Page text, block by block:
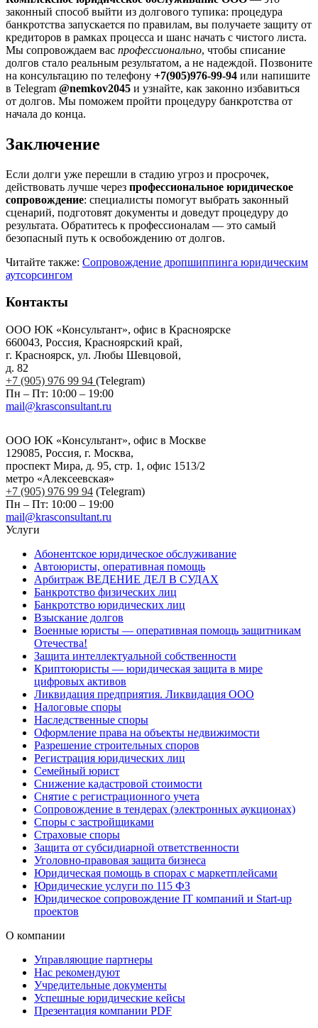
законный способ выйти из долгового тупика: процедура
банкротства запускается по правилам, вы получаете защиту от
кредиторов в рамках процесса и шанс начать с чистого листа.
Мы сопровождаем вас профессионально, чтобы списание
долгов стало реальным результатом, а не надеждой. Позвоните
на консультацию по телефону +7(905)976-99-94 или напишите
в Telegram @nemkov2045 и узнайте, как законно избавиться
от долгов. Мы поможем пройти процедуру банкротства от
начала до конца.
Заключение
Если долги уже перешли в стадию угроз и просрочек,
действовать лучше через профессиональное юридическое
сопровождение: специалисты помогут выбрать законный
сценарий, подготовят документы и доведут процедуру до
результата. Обратитесь к профессионалам — это самый
безопасный путь к освобождению от долгов.
Читайте также: Сопровождение дропшиппинга юридическим
аутсорсингом
Контакты
ООО ЮК «Консультант», офис в Красноярске
660043, Россия, Красноярский край,
г. Красноярск, ул. Любы Шевцовой,
д. 82
+7 (905) 976 99 94 (Telegram)
Пн – Пт: 10:00 – 19:00
mail@krasconsultant.ru
ООО ЮК «Консультант», офис в Москве
129085, Россия, г. Москва,
проспект Мира, д. 95, стр. 1, офис 1513/2
метро «Алексеевская»
+7 (905) 976 99 94 (Telegram)
Пн – Пт: 10:00 – 19:00
mail@krasconsultant.ru
Услуги
Абонентское юридическое обслуживание
Автоюристы, оперативная помощь
Арбитраж ВЕДЕНИЕ ДЕЛ В СУДАХ
Банкротство физических лиц
Банкротство юридических лиц
Взыскание долгов
Военные юристы — оперативная помощь защитникам
Отечества!
Защита интеллектуальной собственности
Криптоюристы — юридическая защита в мире
цифровых активов
Ликвидация предприятия. Ликвидация ООО
Налоговые споры
Наследственные споры
Оформление права на объекты недвижимости
Разрешение строительных споров
Регистрация юридических лиц
Семейный юрист
Снижение кадастровой стоимости
Снятие с регистрационного учета
Сопровождение в тендерах (электронных аукционах)
Споры с застройщиками
Страховые споры
Защита от субсидиарной ответственности
Уголовно-правовая защита бизнеса
Юридическая помощь в спорах с маркетплейсами
Юридические услуги по 115 ФЗ
Юридическое сопровождение IT компаний и Start-up
проектов
О компании
Управляющие партнеры
Нас рекомендуют
Учредительные документы
Успешные юридические кейсы
Презентация компании PDF